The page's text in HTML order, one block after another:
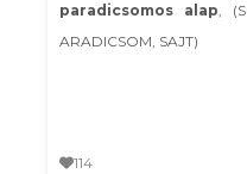
paradicsomos alap,
ARADICSOM, SAJT)
114